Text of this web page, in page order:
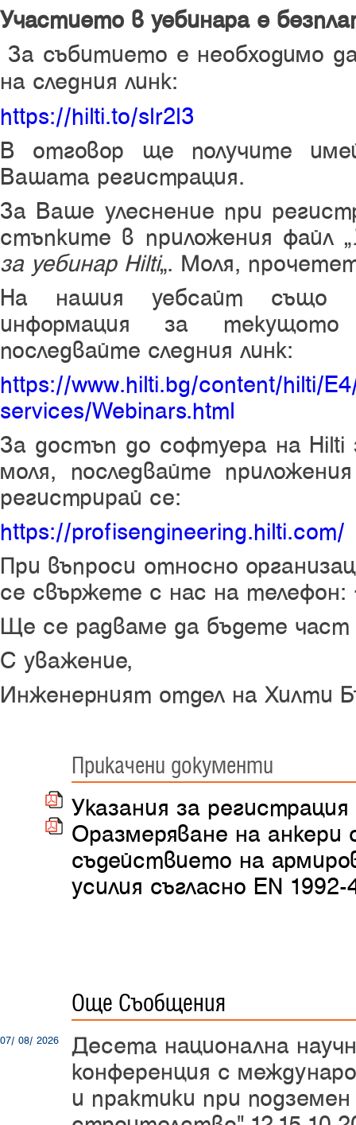
Участието в уебинара е
За събитието е необходимо
на следния линк:
https://hilti.to/slr2l3
В отговор ще получите
Вашата регистрация.
За Ваше улеснение при
стъпките в приложения файл „
за уебинар Hilti“. Моля,
На нашия уебсайт също
информация за
последвайте следния линк:
https://www.hilti.bg/content/hilti/
services/Webinars.html
За достъп до софтуера на Hilti
моля, последвайте
регистрирай се:
https://profisengineering.hilti.com/
При въпроси относно
се свържете с нас на телефон:
Ще се радваме да бъдете
С уважение,
Инженерният отдел на Хилти
Прикачени документи
Указания за регистрация
Оразмеряване на
съдействието на
усилия съгласно EN 1992-
Още Съобщения
07/ 08/ 2026
Десета национална
конференция с
и практики при